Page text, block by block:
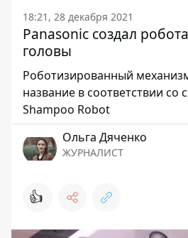
18:21, 28 декабря 2021
Panasonic создал
головы
Роботизированный
название в соответствии со
Shampoo Robot
Ольга Дяченко
ЖУРНАЛИСТ
👍